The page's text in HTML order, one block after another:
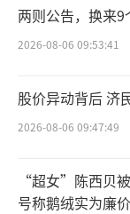
值得一
的外国游客
买”成为跨
一”假期前三
同比去年增
国家用户通
月同期增长近
两则公告，换来9
2026-08-06 09:53:41
股价异动背后 济
2026-08-06 09:47:49
“超女”陈西贝
号称鹅绒实为廉